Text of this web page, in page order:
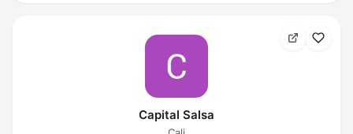
Capital Salsa